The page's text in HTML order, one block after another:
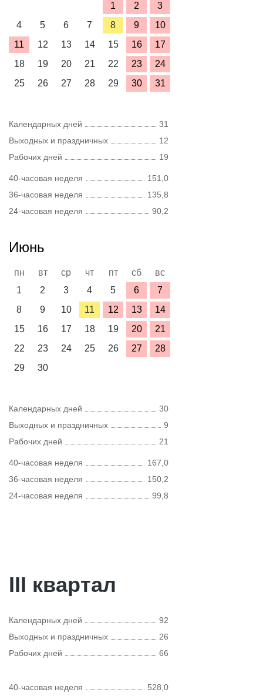
1
2
3
4
5 6 7 8 9
10
11
12 13 14 15 16
17
18
19 20 21 22 23
24
25
26 27 28 29 30 31
Календарных дней
31
Выходных и праздничных
12
Рабочих дней
19
40-часовая неделя
151,0
36-часовая неделя
135,8
24-часовая неделя
90,2
Июнь
пн вт ср чт пт сб
вс
1
2 3 4 5 6
7
8
9 10 11 12 13
14
15
16 17 18 19 20
21
22
23 24 25 26 27
28
29
30
Календарных дней
30
Выходных и праздничных
9
Рабочих дней
21
40-часовая неделя
167,0
36-часовая неделя
150,2
24-часовая неделя
99,8
III квартал
Календарных дней
92
Выходных и праздничных
26
Рабочих дней
66
40-часовая неделя 528,0